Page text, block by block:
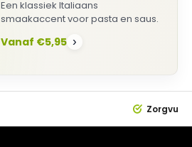
Een klassiek Italiaans
smaakaccent voor pasta en saus.
Vanaf €5,95 ›